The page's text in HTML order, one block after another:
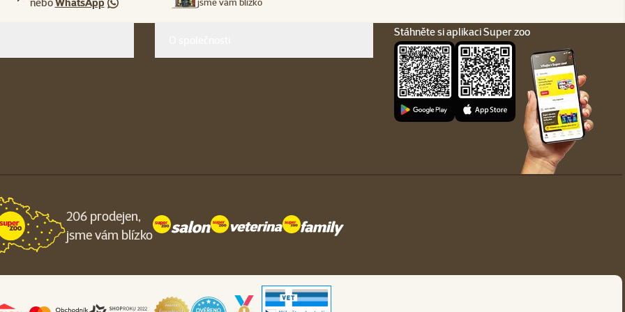
Stáhněte si aplikaci Super zoo
206 prodejen,
jsme vám blízko